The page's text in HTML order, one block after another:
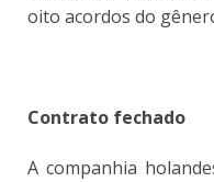
oito acordos do
Contrato fechado
A companhia